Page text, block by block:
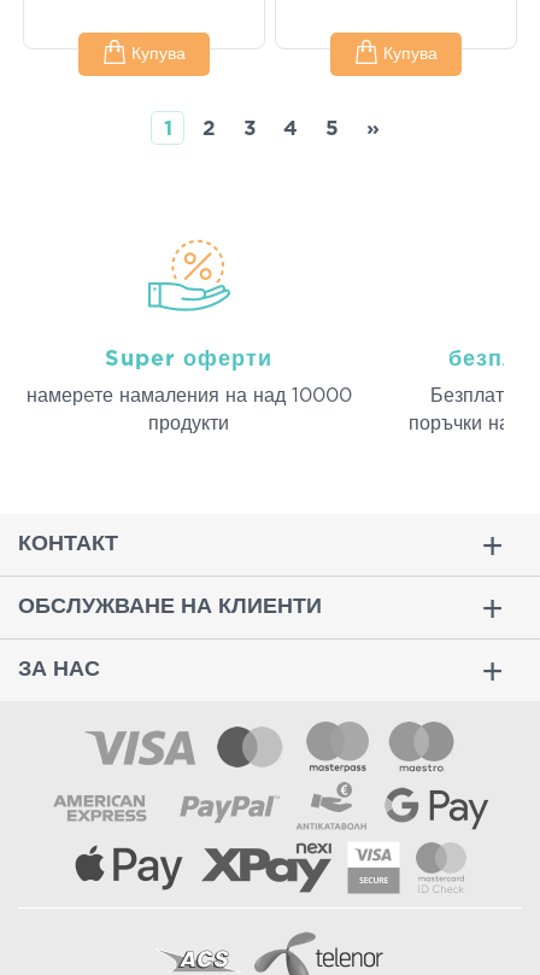
Купува Купува
1 2 3 4 5 »
Super оферти
намерeте намаления на над 10000
продукти
Безплатна
поръчки над
КОНТАКТ
ОБСЛУЖВАНЕ НА КЛИЕНТИ
ЗА НАС